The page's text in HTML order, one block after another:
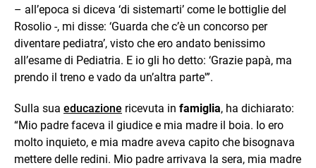
– all’epoca si diceva ‘di sistemarti’ come le bottiglie del
Rosolio -, mi disse: ‘Guarda che c’è un concorso per
diventare pediatra’, visto che ero andato benissimo
all’esame di Pediatria. E io gli ho detto: ‘Grazie papà, ma
prendo il treno e vado da un’altra parte'”.
Sulla sua educazione ricevuta in famiglia, ha dichiarato:
“Mio padre faceva il giudice e mia madre il boia. Io ero
molto inquieto, e mia madre aveva capito che bisognava
mettere delle redini. Mio padre arrivava la sera, mia madre